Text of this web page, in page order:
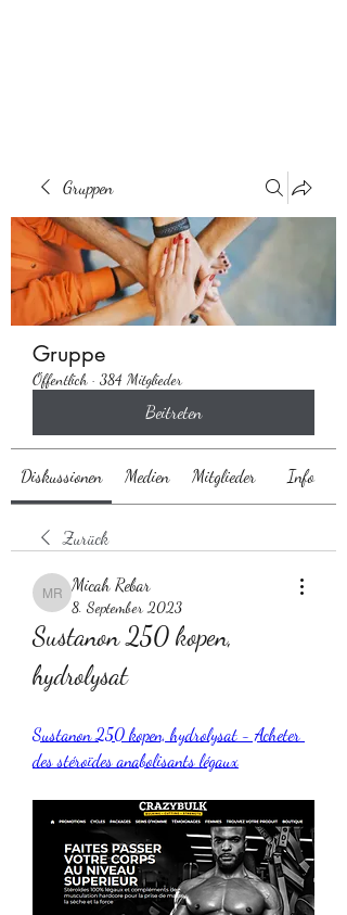
Gruppen
Gruppe
Öffentlich · 384 Mitglieder
Beitreten
Diskussionen Medien Mitglieder Info
Zurück
Micah Rebar
Micah Rebar
8. September 2023
Sustanon 250 kopen,
hydrolysat
Sustanon 250 kopen, hydrolysat - Acheter
des stéroïdes anabolisants légaux